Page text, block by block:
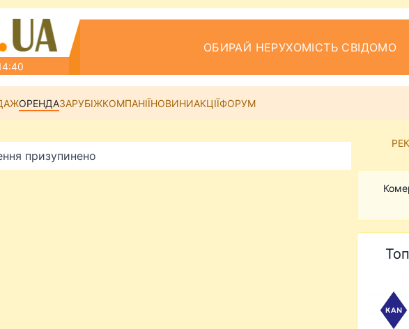
ОБИРАЙ НЕРУХОМІСТЬ СВІДОМО
ОРЕНДАЗАРУБІЖКОМПАНІЇНОВИНИАКЦІЇФОРУМ
призупинено